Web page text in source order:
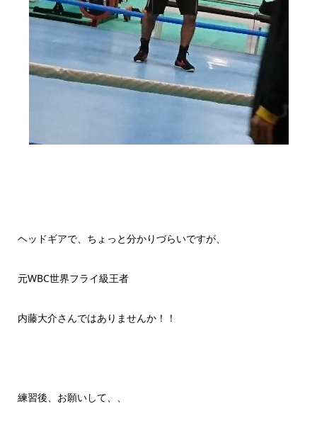
ヘッドギアで、ちょっと分かりづらいですが、
元WBC世界フライ級王者
内藤大介さんではありませんか！！
練習後、お願いして、、